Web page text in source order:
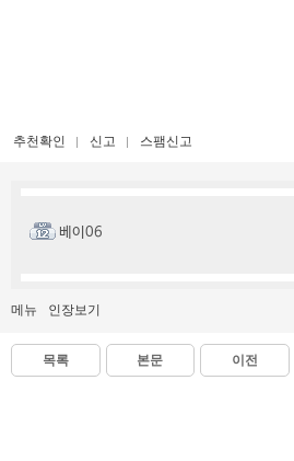
추천확인 신고 스팸신고
베이06
메뉴 인장보기
목록 본문 이전